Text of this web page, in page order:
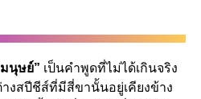
นุษย์” เป็นคำพูดที่ไม่ได้เกินจริง
างสปีชีส์ที่มีสี่ขานั้นอยู่เคียงข้าง